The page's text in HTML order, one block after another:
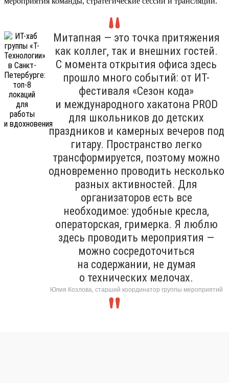
Митапная — это точка притяжения
как коллег, так и внешних гостей.
С момента открытия офиса здесь
прошло много событий: от ИТ-
фестиваля «Сезон кода»
и международного хакатона PROD
для школьников до детских
праздников и камерных вечеров под
гитару. Пространство легко
трансформируется, поэтому можно
одновременно проводить несколько
разных активностей. Для
организаторов есть все
необходимое: удобные кресла,
операторская, гримерка. Я люблю
здесь проводить мероприятия —
можно сосредоточиться
на содержании, не думая
о технических мелочах.
Юлия Козлова, старший координатор группы мероприятий